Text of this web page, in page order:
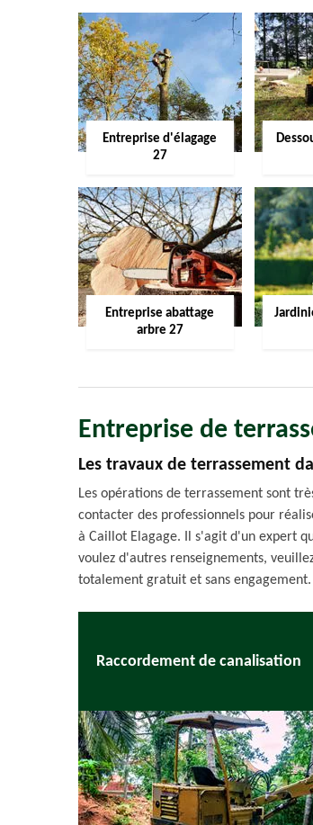
Entreprise d'élagage
27
Entreprise abattage
arbre 27
Entreprise de
Les travaux de terrassement
Les opérations de terrassement sont
contacter des professionnels pour
à Caillot Elagage. Il s'agit d'un expert
voulez d'autres renseignements,
totalement gratuit et sans
Raccordement de canalisation